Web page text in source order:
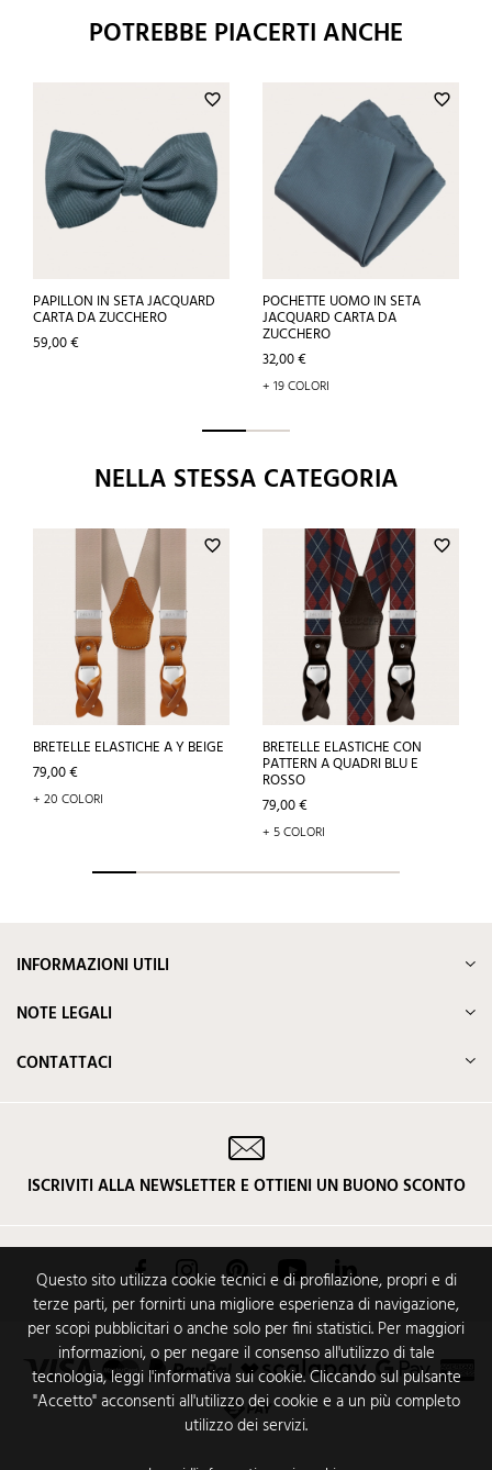
POTREBBE PIACERTI ANCHE
favorite_border
PAPILLON IN SETA JACQUARD
CARTA DA ZUCCHERO
Prezzo
59,00 €
favorite_border
POCHETTE UOMO IN SETA
JACQUARD CARTA DA
ZUCCHERO
Prezzo
32,00 €
+ 19 COLORI
NELLA STESSA CATEGORIA
favorite_border
BRETELLE ELASTICHE A Y BEIGE
Prezzo
79,00 €
+ 20 COLORI
favorite_border
BRETELLE ELASTICHE CON
PATTERN A QUADRI BLU E
ROSSO
Prezzo
79,00 €
+ 5 COLORI
Questo sito utilizza cookie tecnici e di profilazione, propri e di
terze parti, per fornirti una migliore esperienza di navigazione,
per scopi pubblicitari o anche solo per fini statistici. Per maggiori
informazioni, o per negare il consenso all'utilizzo di tale
tecnologia, leggi l'informativa sui cookie. Cliccando sul pulsante
"Accetto" acconsenti all'utilizzo dei cookie e a un più completo
utilizzo dei servizi.
INFORMAZIONI UTILI
NOTE LEGALI
CONTATTACI
ISCRIVITI ALLA NEWSLETTER E OTTIENI UN BUONO SCONTO
FacebookInstagramPinterest YouTube